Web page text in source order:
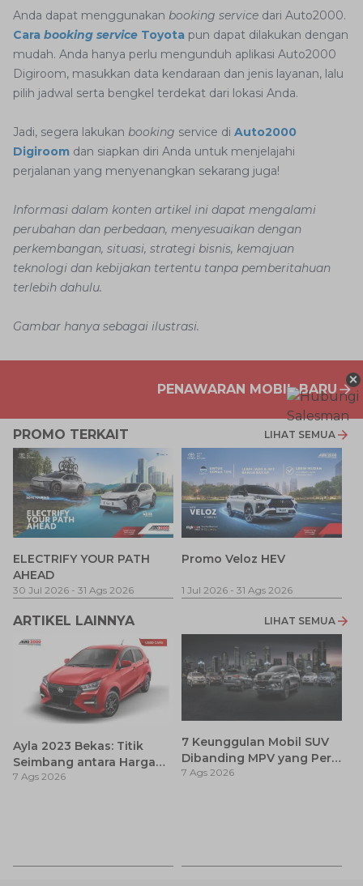
Anda dapat menggunakan booking service dari Auto2000.
Cara booking service Toyota pun dapat dilakukan dengan
mudah. Anda hanya perlu mengunduh aplikasi Auto2000
Digiroom, masukkan data kendaraan dan jenis layanan, lalu
pilih jadwal serta bengkel terdekat dari lokasi Anda.
Jadi, segera lakukan booking service di Auto2000
Digiroom dan siapkan diri Anda untuk menjelajahi
perjalanan yang menyenangkan sekarang juga!
Informasi dalam konten artikel ini dapat mengalami
perubahan dan perbedaan, menyesuaikan dengan
perkembangan, situasi, strategi bisnis, kemajuan
teknologi dan kebijakan tertentu tanpa pemberitahuan
terlebih dahulu.
Gambar hanya sebagai ilustrasi.
PENAWARAN MOBIL BARU
PROMO TERKAIT LIHAT SEMUA
ELECTRIFY YOUR PATH
AHEAD
30 Jul 2026 - 31 Ags 2026
Promo Veloz HEV
1 Jul 2026 - 31 Ags 2026
ARTIKEL LAINNYA LIHAT SEMUA
Ayla 2023 Bekas: Titik
Seimbang antara Harga
dan Pembaruan Teknologi
7 Ags 2026
7 Keunggulan Mobil SUV
Dibanding MPV yang Perlu
Anda Ketahui
7 Ags 2026
×